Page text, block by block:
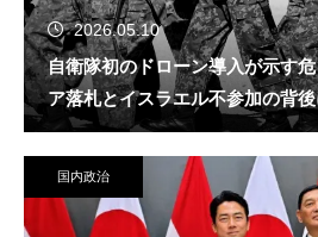
2026.05.10
自衛隊初のドローン導入が示す
ア落札とイスラエル不参加の背
国内政治